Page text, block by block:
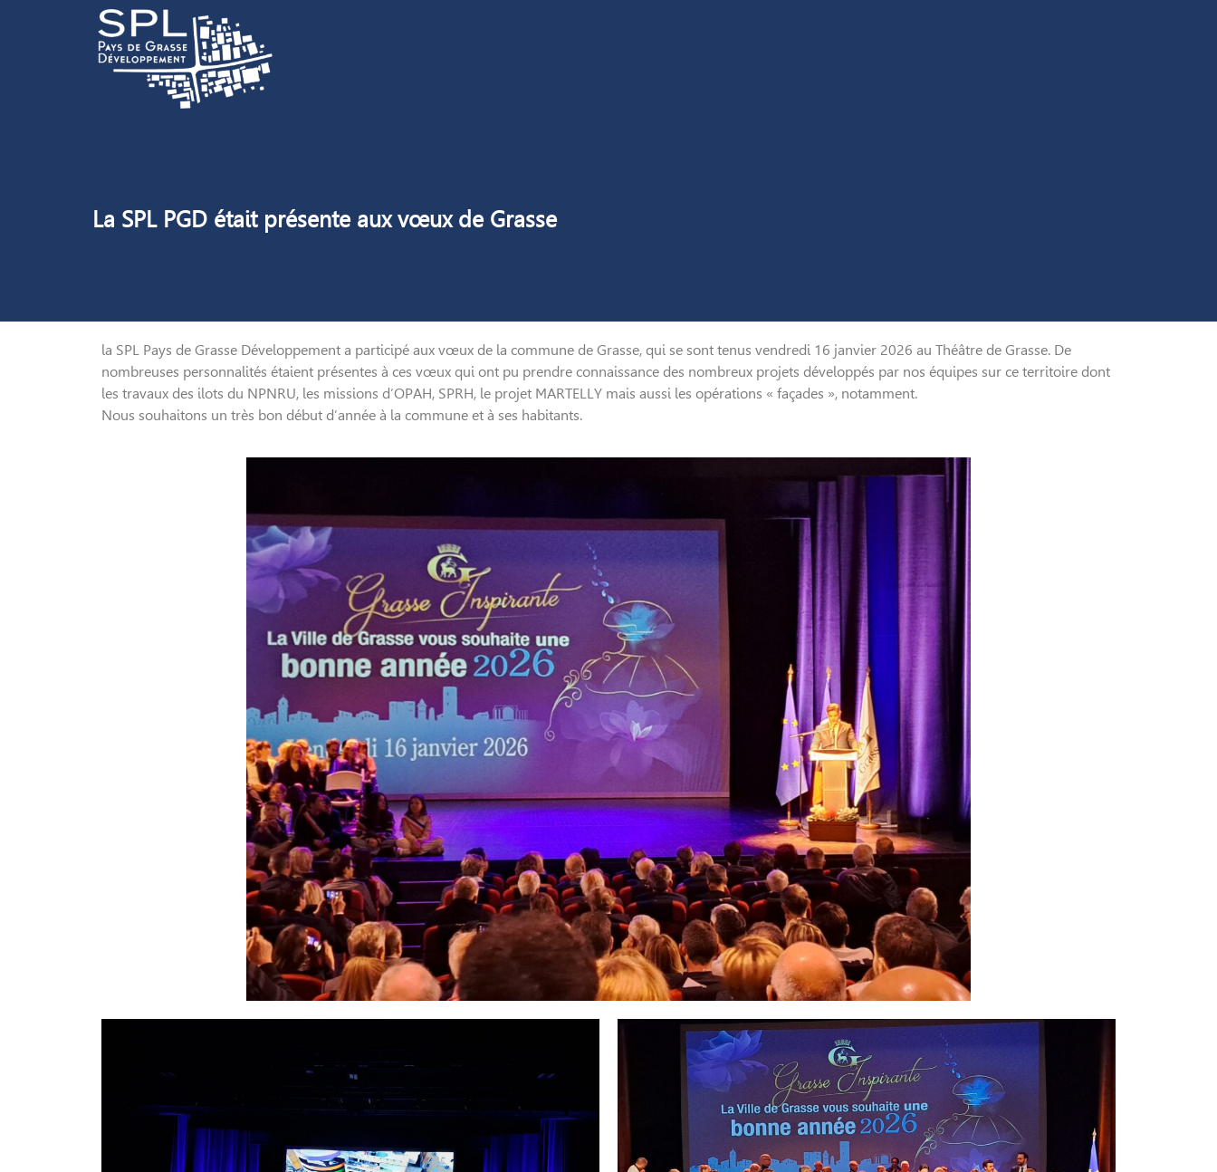
La SPL PGD était présente aux vœux de Grasse
la SPL Pays de Grasse Développement a participé aux vœux de la commune de Grasse, qui se sont tenus vendredi 16 janvier 2026 au Théâtre de Grasse. De
nombreuses personnalités étaient présentes à ces vœux qui ont pu prendre connaissance des nombreux projets développés par nos équipes sur ce territoire dont
les travaux des ilots du NPNRU, les missions d’OPAH, SPRH, le projet MARTELLY mais aussi les opérations « façades », notamment.
Nous souhaitons un très bon début d’année à la commune et à ses habitants.